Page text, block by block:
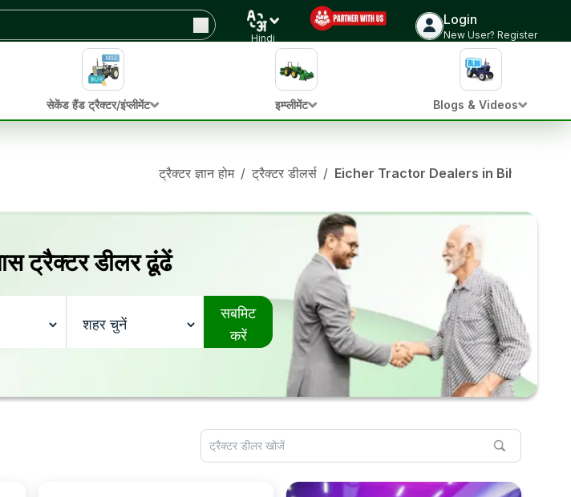
Hindi
Login
New User? Register
सेकेंड हैंड ट्रैक्टर/इंप्लीमेंट इम्प्लीमेंट Blogs & Videos
ट्रैक्टर ज्ञान होम / ट्रैक्टर डीलर्स / Eicher Tractor Dealers in Bihar
ट्रैक्टर डीलर ढूंढें
सबमिट
करें